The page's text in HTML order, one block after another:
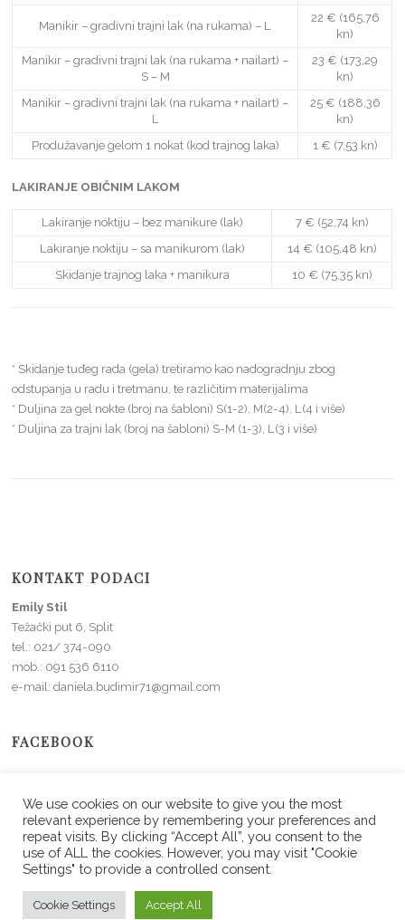
Manikir – gradivni trajni lak (na rukama) – L
22 € (165,76
kn)
Manikir – gradivni trajni lak (na rukama + nailart) –
S – M
23 € (173,29
kn)
Manikir – gradivni trajni lak (na rukama + nailart) –
L
25 € (188,36
kn)
Produžavanje gelom 1 nokat (kod trajnog laka)
1 € (7,53 kn)
LAKIRANJE OBIČNIM LAKOM
Lakiranje noktiju – bez manikure (lak)
7 € (52,74 kn)
Lakiranje noktiju – sa manikurom (lak)
14 € (105,48 kn)
Skidanje trajnog laka + manikura
10 € (75,35 kn)
* Skidanje tuđeg rada (gela) tretiramo kao nadogradnju zbog
odstupanja u radu i tretmanu, te različitim materijalima
* Duljina za gel nokte (broj na šabloni) S(1-2), M(2-4), L(4 i više)
* Duljina za trajni lak (broj na šabloni) S-M (1-3), L(3 i više)
KONTAKT PODACI
Emily Stil
Težački put 6, Split
tel.: 021/ 374-090
mob.: 091 536 6110
e-mail: daniela.budimir71@gmail.com
FACEBOOK
Screenr parallax theme
We use cookies on our website to give you the most
relevant experience by remembering your preferences and
repeat visits. By clicking “Accept All”, you consent to the
use of ALL the cookies. However, you may visit "Cookie
Settings" to provide a controlled consent.
Cookie Settings Accept All